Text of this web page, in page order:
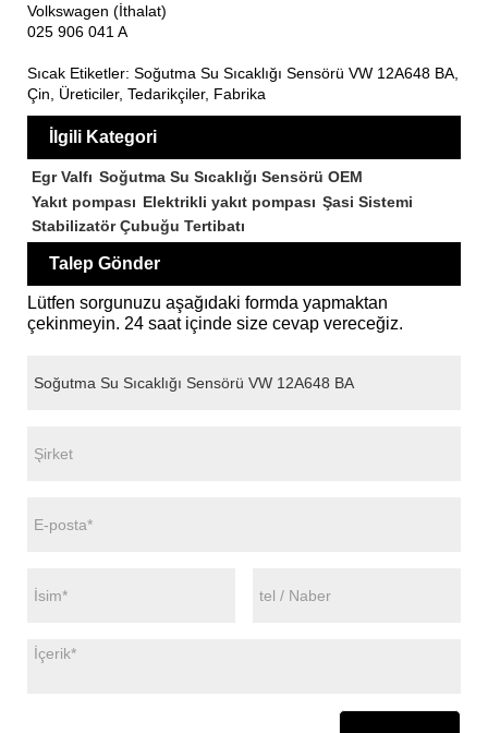
Volkswagen (İthalat)
025 906 041 A
Sıcak Etiketler: Soğutma Su Sıcaklığı Sensörü VW 12A648 BA,
Çin, Üreticiler, Tedarikçiler, Fabrika
İlgili Kategori
Egr Valfı Soğutma Su Sıcaklığı Sensörü OEM
Yakıt pompası Elektrikli yakıt pompası Şasi Sistemi
Stabilizatör Çubuğu Tertibatı
Talep Gönder
Lütfen sorgunuzu aşağıdaki formda yapmaktan
çekinmeyin. 24 saat içinde size cevap vereceğiz.